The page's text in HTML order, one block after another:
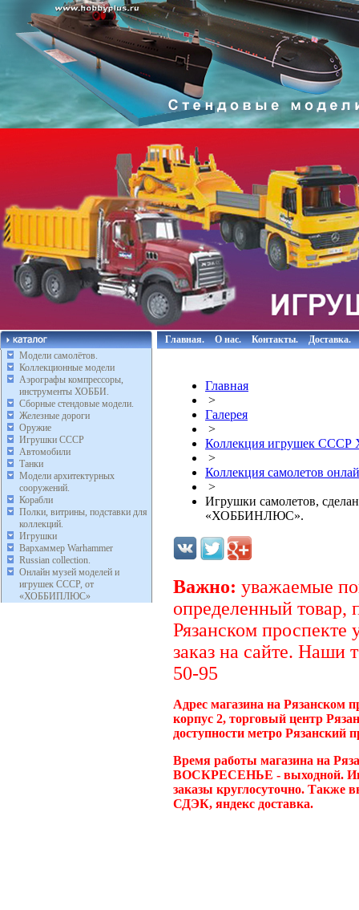
Модели самолётов.
Коллекционные модели
Аэрографы компрессоры,
инструменты ХОББИ.
Сборные стендовые модели.
Железные дороги
Оружие
Игрушки СССР
Автомобили
Танки
Модели архитектурных
сооружений.
Корабли
Полки, витрины, подставки для
коллекций.
Игрушки
Вархаммер Warhammer
Russian collection.
Онлайн музей моделей и
игрушек СССР, от
«ХОББИПЛЮС»
Главная. О нас. Контакты. Доставка.
Главная
>
Галерея
>
Коллекция игрушек
>
Коллекция самолетов
>
Игрушки самолетов,
«ХОББИНЛЮС».
Важно: уважаемые
определенный товар,
Рязанском проспекте
заказ на сайте. Наши
50-95
Адрес магазина на Рязанском
корпус 2, торговый центр
доступности метро Рязанский
Время работы магазина на
ВОСКРЕСЕНЬЕ - выходной.
заказы круглосуточно. Также
СДЭК, яндекс доставка.